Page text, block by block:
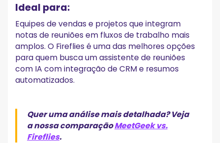
Ideal para:
Equipes de vendas e projetos que integram
notas de reuniões em fluxos de trabalho mais
amplos. O Fireflies é uma das melhores opções
para quem busca um assistente de reuniões
com IA com integração de CRM e resumos
automatizados.
Quer uma análise mais detalhada? Veja
a nossa comparaçãoMeetGeek vs.
Fireflies.